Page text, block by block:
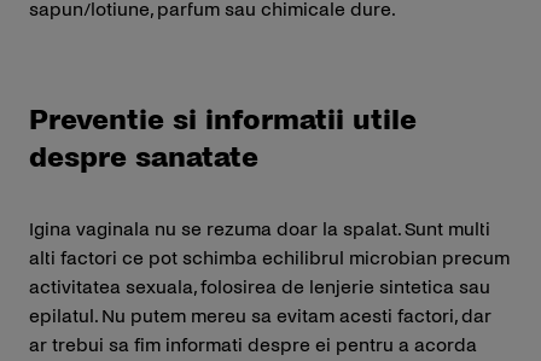
sapun/lotiune, parfum sau chimicale dure.
Preventie si informatii utile
despre sanatate
Igina vaginala nu se rezuma doar la spalat. Sunt multi
alti factori ce pot schimba echilibrul microbian precum
activitatea sexuala, folosirea de lenjerie sintetica sau
epilatul. Nu putem mereu sa evitam acesti factori, dar
ar trebui sa fim informati despre ei pentru a acorda